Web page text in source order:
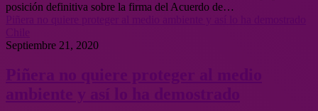
posición definitiva sobre la firma del Acuerdo de…
Septiembre 21, 2020